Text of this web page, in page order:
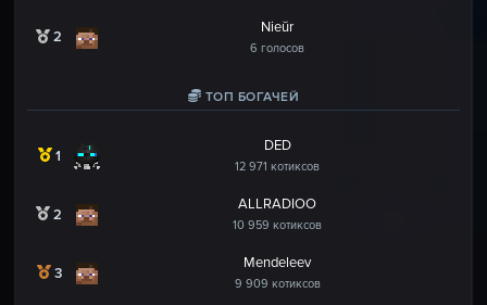
2
Nieŭr
6 голосов
ТОП БОГАЧЕЙ
1
DED
12 971 котиксов
2
ALLRADIOO
10 959 котиксов
3
Mendeleev
9 909 котиксов